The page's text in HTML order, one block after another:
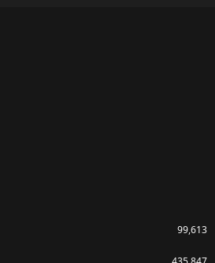
99,613